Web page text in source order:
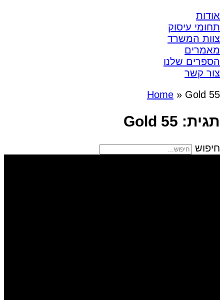
אודות
תחומי עיסוק
צוות המשרד
מאמרים
הספרים שלנו
צור קשר
Home » Gold 55
תגית: Gold 55
חיפוש